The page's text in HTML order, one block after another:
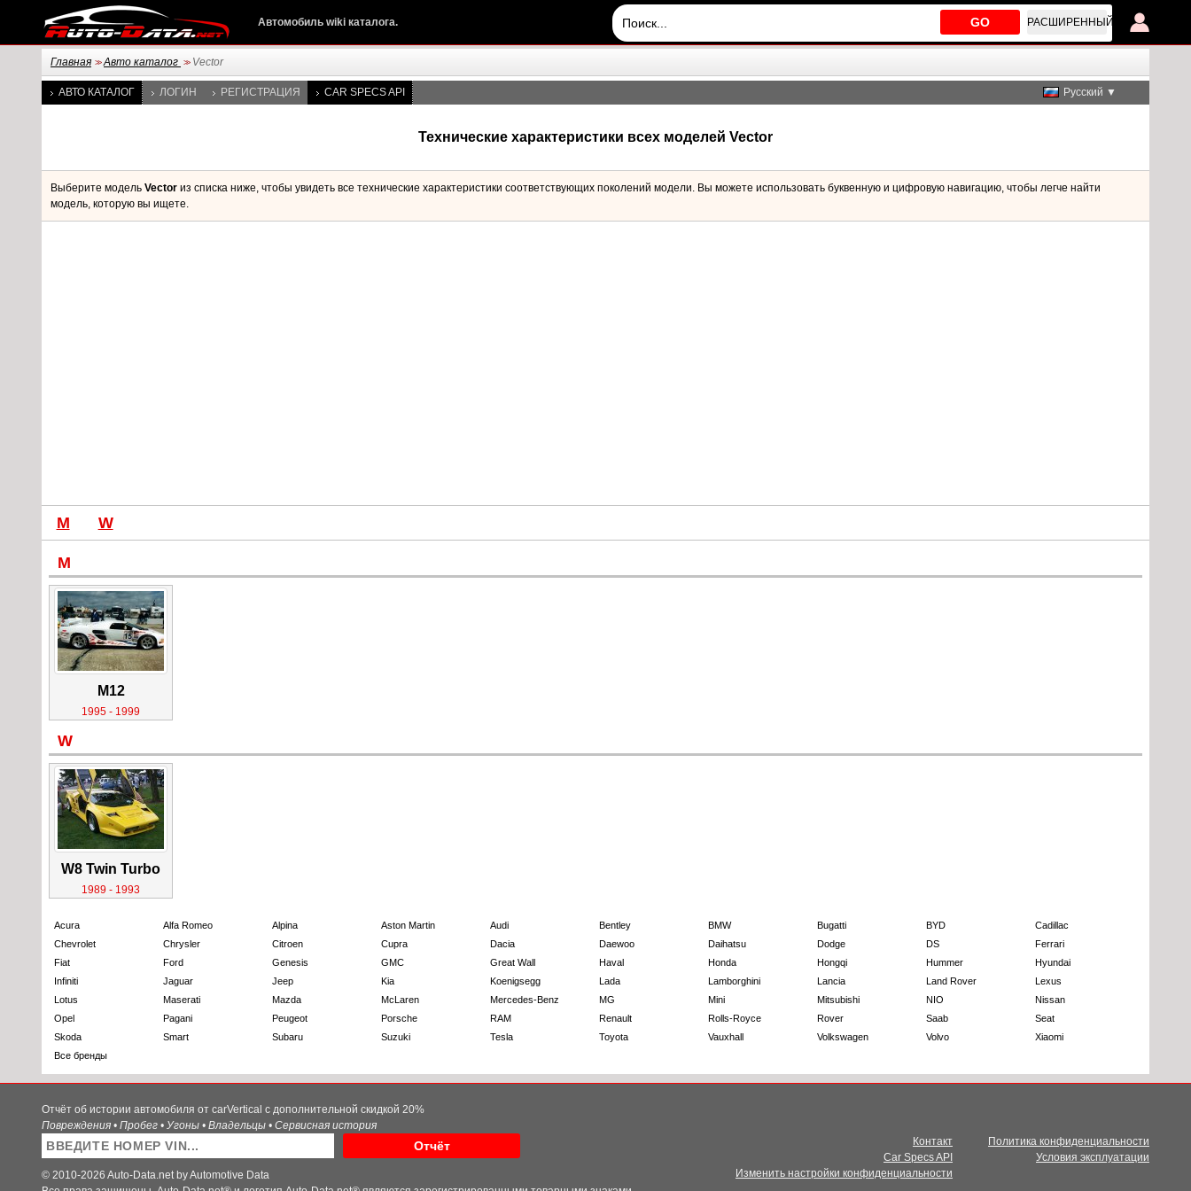
GO РАСШИРЕННЫЙ
Автомобиль wiki каталога.
Главная >> Авто каталог >> Vector
АВТО КАТАЛОГ ЛОГИН РЕГИСТРАЦИЯ CAR SPECS API Русский ▼
Технические характеристики всех моделей Vector
Выберите модель Vector из списка ниже, чтобы увидеть все технические характеристики соответствующих поколений модели. Вы можете использовать буквенную и цифровую навигацию, чтобы легче найти
модель, которую вы ищете.
M W
M
M12
1995 - 1999
W
W8 Twin Turbo
1989 - 1993
Acura Alfa Romeo Alpina Aston Martin Audi Bentley BMW Bugatti BYD
Cadillac
Chevrolet
Chrysler Citroen Cupra Dacia Daewoo Daihatsu Dodge DS
Ferrari
Fiat
Ford Genesis GMC Great Wall Haval Honda Hongqi Hummer
Hyundai
Infiniti
Jaguar Jeep Kia Koenigsegg Lada Lamborghini Lancia Land Rover
Lexus
Lotus
Maserati Mazda McLaren Mercedes-Benz MG Mini Mitsubishi NIO
Nissan
Opel
Pagani Peugeot Porsche RAM Renault Rolls-Royce Rover Saab
Seat
Skoda
Smart Subaru Suzuki Tesla Toyota Vauxhall Volkswagen Volvo
Xiaomi
Все бренды
Отчёт об истории автомобиля от carVertical с дополнительной скидкой 20%
Повреждения • Пробег • Угоны • Владельцы • Сервисная история
Отчёт
Политика конфиденциальности
Условия эксплуатации
Контакт
Car Specs API
Изменить настройки конфиденциальности
© 2010-2026 Auto-Data.net by Automotive Data